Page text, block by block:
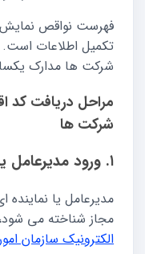
فهرست نواقص نمایش
تکمیل اطلاعات
شرکت ها مدارک
مراحل دریافت
شرکت ها
۱. ورود مدیرعامل یا نماینده مجاز
مدیرعامل یا
مجاز شناخته می شود،
الکترونیک سازمان